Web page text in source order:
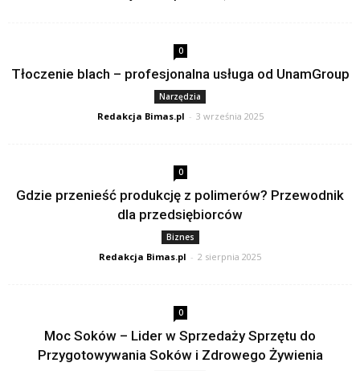
0
Tłoczenie blach – profesjonalna usługa od UnamGroup
Narzędzia
Redakcja Bimas.pl - 3 września 2025
0
Gdzie przenieść produkcję z polimerów? Przewodnik
dla przedsiębiorców
Biznes
Redakcja Bimas.pl - 2 sierpnia 2025
0
Moc Soków – Lider w Sprzedaży Sprzętu do
Przygotowywania Soków i Zdrowego Żywienia